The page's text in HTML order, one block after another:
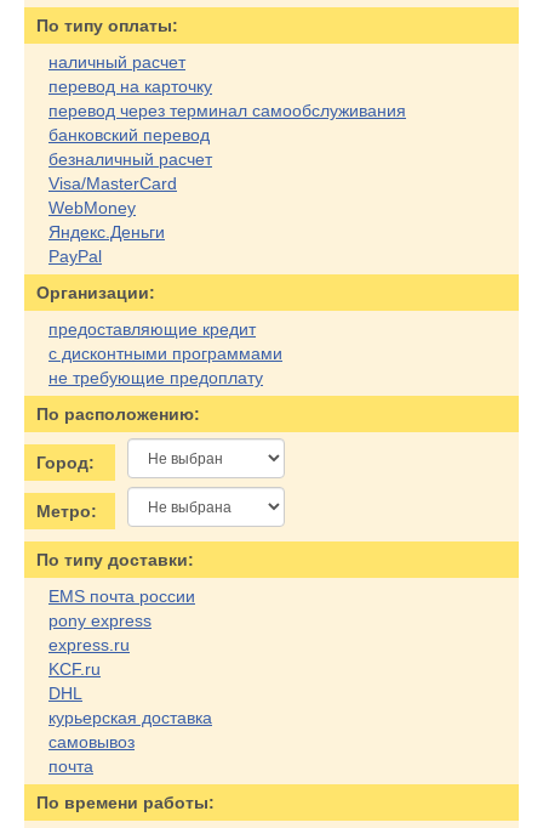
По типу оплаты:
наличный расчет
перевод на карточку
перевод через терминал самообслуживания
банковский перевод
безналичный расчет
Visa/MasterCard
WebMoney
Яндекс.Деньги
PayPal
Организации:
предоставляющие кредит
с дисконтными программами
не требующие предоплату
По расположению:
Город:
Метро:
По типу доставки:
EMS почта россии
pony express
express.ru
KCF.ru
DHL
курьерская доставка
самовывоз
почта
По времени работы: